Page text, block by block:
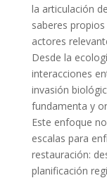
la articulación
saberes
actores
Desde la
interacciones
invasión
fundamenta y
Este enfoque
escalas para
restauración:
planificación